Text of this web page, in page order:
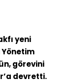
yeni
Yönetim
görevini
devretti.